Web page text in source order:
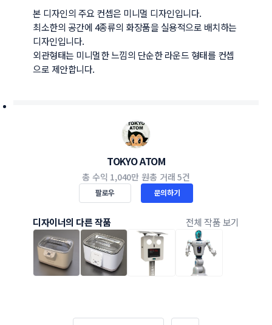
본 디자인의 주요 컨셉은 미니멀 디자인입니다.
최소한의 공간에 4종류의 화장품을 실용적으로 배치하는
디자인입니다.
외관형태는 미니멀한 느낌의 단순한 라운드 형태를 컨셉
으로 제안합니다.
TOKYO ATOM
총 수익 1,040만 원총 거래 5건
팔로우 문의하기
디자이너의 다른 작품 전체 작품 보기